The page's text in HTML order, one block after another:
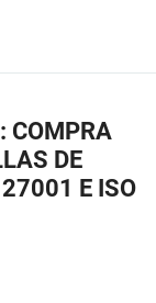
COMPRA
DE
E ISO